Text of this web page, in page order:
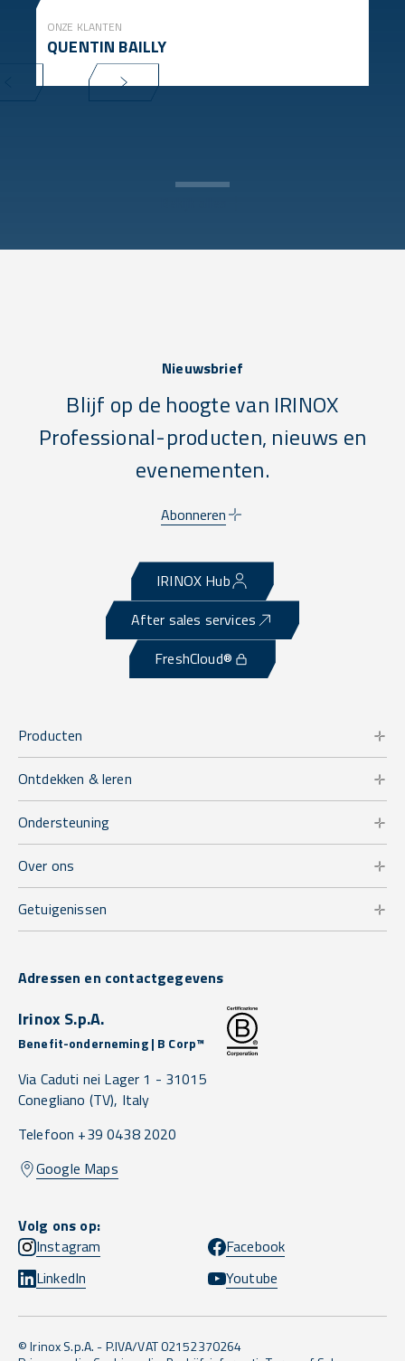
ONZE KLANTEN
QUENTIN BAILLY
Nieuwsbrief
Blijf op de hoogte van IRINOX
Professional-producten, nieuws en
evenementen.
Abonneren
IRINOX Hub
After sales services
FreshCloud®
Producten
Ontdekken & leren
Ondersteuning
Over ons
Getuigenissen
Adressen en contactgegevens
Irinox S.p.A.
Benefit-onderneming | B Corp™
Via Caduti nei Lager 1 - 31015
Conegliano (TV), Italy
Telefoon +39 0438 2020
Google Maps
Volg ons op:
Instagram
Facebook
LinkedIn
Youtube
© Irinox S.p.A. - P.IVA/VAT 02152370264